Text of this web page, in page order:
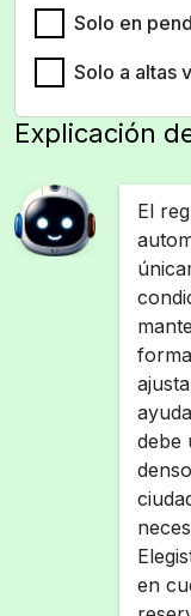
Solo en
Solo a altas
Explicación
El
debe
en